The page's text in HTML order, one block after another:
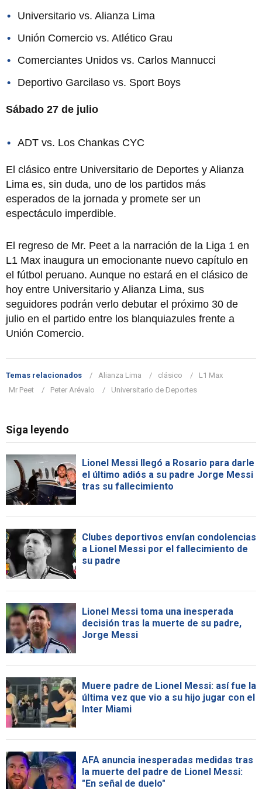
Universitario vs. Alianza Lima
Unión Comercio vs. Atlético Grau
Comerciantes Unidos vs. Carlos Mannucci
Deportivo Garcilaso vs. Sport Boys
Sábado 27 de julio
ADT vs. Los Chankas CYC
El clásico entre Universitario de Deportes y Alianza
Lima es, sin duda, uno de los partidos más
esperados de la jornada y promete ser un
espectáculo imperdible.
El regreso de Mr. Peet a la narración de la Liga 1 en
L1 Max inaugura un emocionante nuevo capítulo en
el fútbol peruano. Aunque no estará en el clásico de
hoy entre Universitario y Alianza Lima, sus
seguidores podrán verlo debutar el próximo 30 de
julio en el partido entre los blanquiazules frente a
Unión Comercio.
Temas relacionados Alianza Lima clásico
L1 Max
Mr Peet
Peter Arévalo Universitario de Deportes
Siga leyendo
Lionel Messi llegó a Rosario para darle
el último adiós a su padre Jorge Messi
tras su fallecimiento
Clubes deportivos envían condolencias
a Lionel Messi por el fallecimiento de
su padre
Lionel Messi toma una inesperada
decisión tras la muerte de su padre,
Jorge Messi
Muere padre de Lionel Messi: así fue la
última vez que vio a su hijo jugar con el
Inter Miami
AFA anuncia inesperadas medidas tras
la muerte del padre de Lionel Messi:
"En señal de duelo"